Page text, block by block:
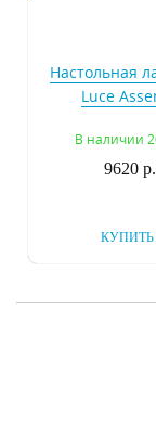
Настольная
Luce
В наличии
9620 р.
КУПИТЬ